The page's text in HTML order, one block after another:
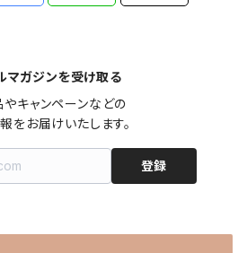
マガジンを受け取る
キャンペーンなどの
をお届けいたします。
登録